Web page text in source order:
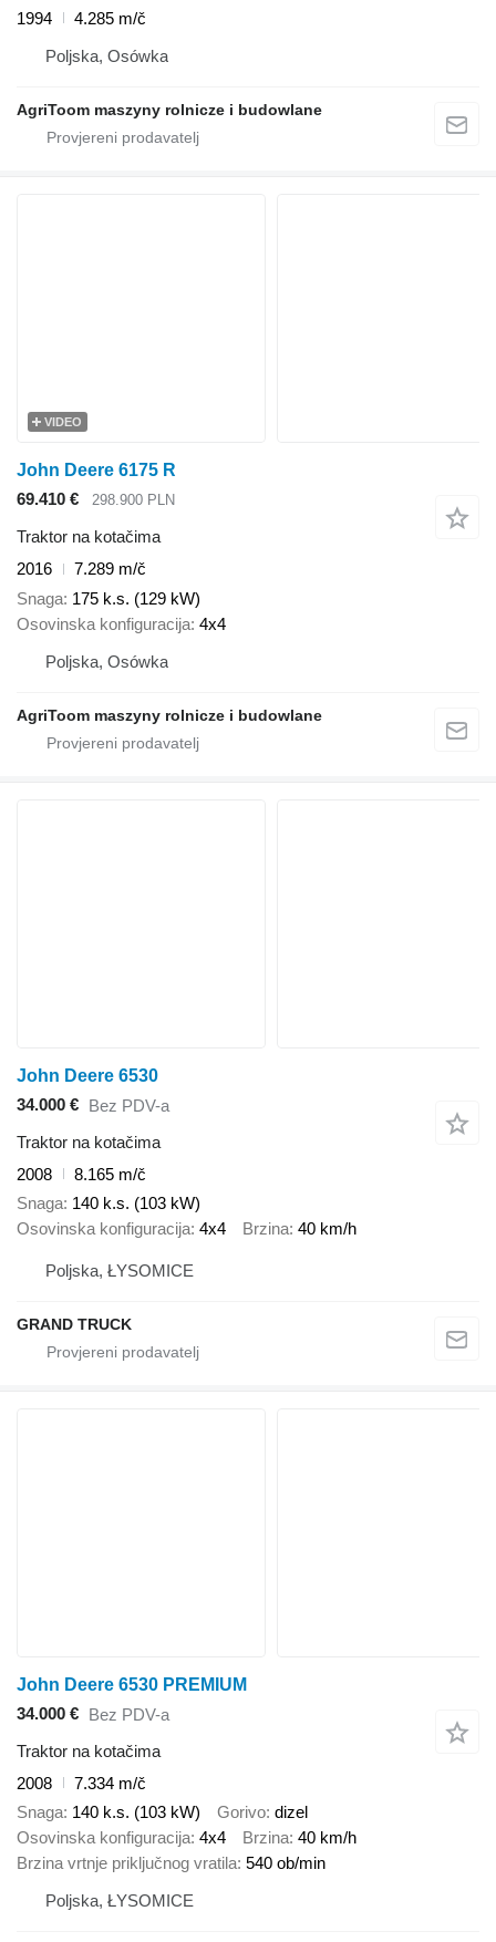
1994
4.285 m/č
Poljska, Osówka
AgriToom maszyny rolnicze i budowlane
VIDEO
John Deere 6175 R
69.410 €
298.900 PLN
Traktor na kotačima
2016
7.289 m/č
Snaga 175 k.s. (129 kW)
Osovinska konfiguracija 4x4
Poljska, Osówka
AgriToom maszyny rolnicze i budowlane
John Deere 6530
34.000 € Bez PDV-a
Traktor na kotačima
2008
8.165 m/č
Snaga 140 k.s. (103 kW)
Osovinska konfiguracija 4x4 Brzina 40 km/h
Poljska, ŁYSOMICE
GRAND TRUCK
John Deere 6530 PREMIUM
34.000 € Bez PDV-a
Traktor na kotačima
2008
7.334 m/č
Snaga 140 k.s. (103 kW) Gorivo dizel
Osovinska konfiguracija 4x4 Brzina 40 km/h
Brzina vrtnje priključnog vratila 540 ob/min
Poljska, ŁYSOMICE